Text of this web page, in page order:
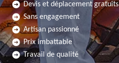
Devis et déplacement gratuits
Sans engagement
Artisan passionné
Prix imbattable
Travail de qualité